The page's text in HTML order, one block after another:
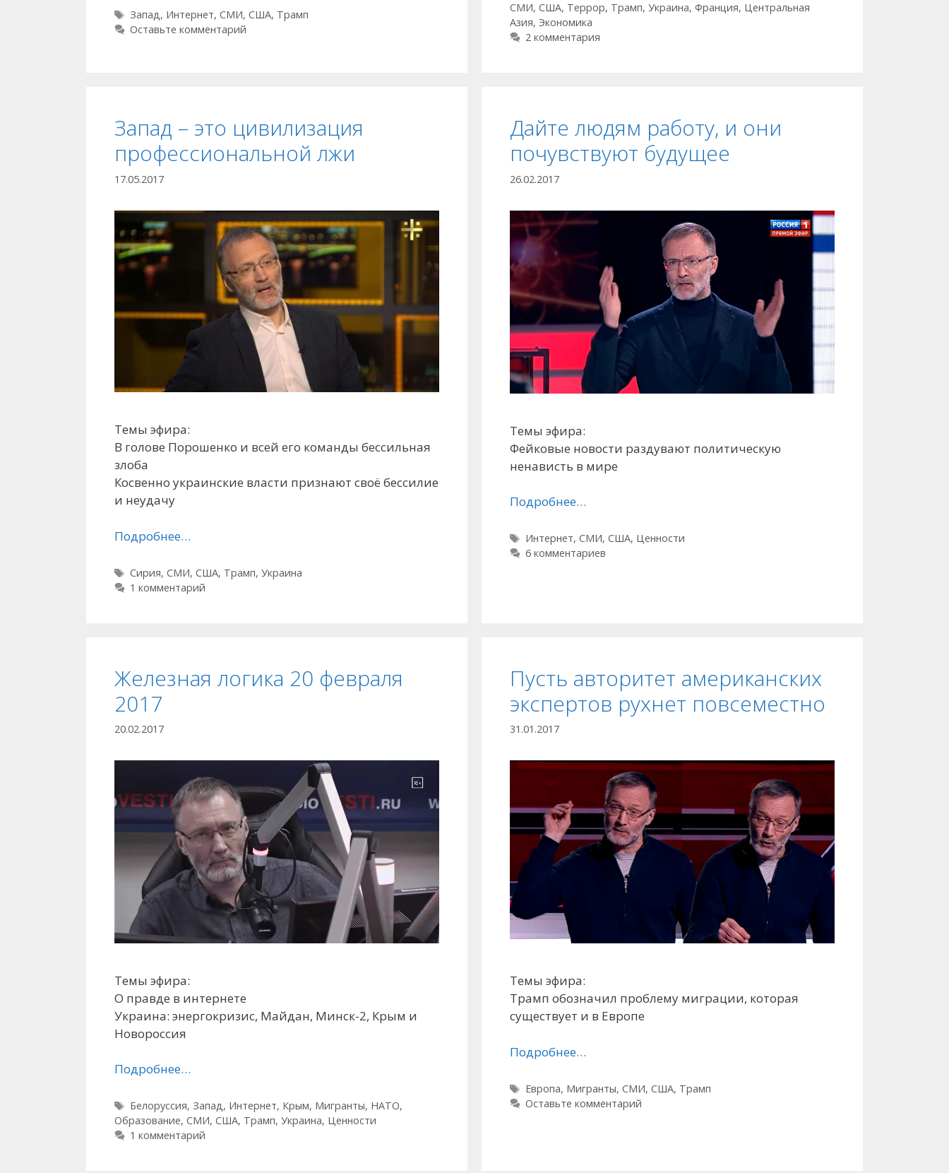
Метки
Запад, Интернет, СМИ, США, Трамп
Оставьте комментарий
СМИ, США, Террор, Трамп, Украина, Франция, Центральная
Азия, Экономика
2 комментария
Запад – это цивилизация
профессиональной лжи
17.05.2017
Темы эфира:
В голове Порошенко и всей его команды бессильная
злоба
Косвенно украинские власти признают своё бессилие
и неудачу
Подробнее…
Метки
Сирия, СМИ, США, Трамп, Украина
1 комментарий
Дайте людям работу, и они
почувствуют будущее
26.02.2017
Темы эфира:
Фейковые новости раздувают политическую
ненависть в мире
Подробнее…
Метки
Интернет, СМИ, США, Ценности
6 комментариев
Железная логика 20 февраля
2017
20.02.2017
Темы эфира:
О правде в интернете
Украина: энергокризис, Майдан, Минск-2, Крым и
Новороссия
Подробнее…
Метки
Белоруссия, Запад, Интернет, Крым, Мигранты, НАТО,
Образование, СМИ, США, Трамп, Украина, Ценности
1 комментарий
Пусть авторитет американских
экспертов рухнет повсеместно
31.01.2017
Темы эфира:
Трамп обозначил проблему миграции, которая
существует и в Европе
Подробнее…
Метки
Европа, Мигранты, СМИ, США, Трамп
Оставьте комментарий